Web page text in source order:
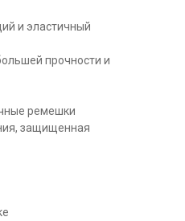
и эластичный
прочности и
ремешки
защищенная